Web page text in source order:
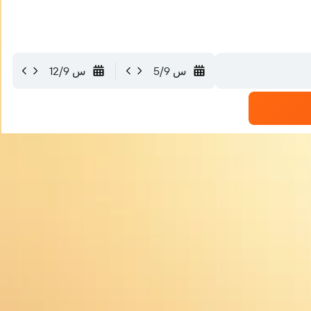
س 5/9 س 12/9